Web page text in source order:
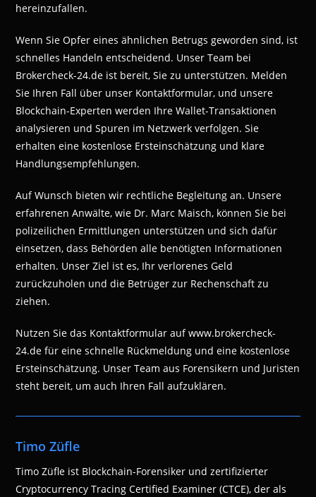
hereinzufallen.
Wenn Sie Opfer eines ähnlichen Betrugs geworden sind, ist
schnelles Handeln entscheidend. Unser Team bei
Brokercheck-24.de ist bereit, Sie zu unterstützen. Melden
Sie Ihren Fall über unser Kontaktformular, und unsere
Blockchain-Experten werden Ihre Wallet-Transaktionen
analysieren und Spuren im Netzwerk verfolgen. Sie
erhalten eine kostenlose Ersteinschätzung und klare
Handlungsempfehlungen.
Auf Wunsch bieten wir rechtliche Begleitung an. Unsere
erfahrenen Anwälte, wie Dr. Marc Maisch, können Sie bei
polizeilichen Ermittlungen unterstützen und sich dafür
einsetzen, dass Behörden alle benötigten Informationen
erhalten. Unser Ziel ist es, Ihr verlorenes Geld
zurückzuholen und die Betrüger zur Rechenschaft zu
ziehen.
Nutzen Sie das Kontaktformular auf www.brokercheck-
24.de für eine schnelle Rückmeldung und eine kostenlose
Ersteinschätzung. Unser Team aus Forensikern und Juristen
steht bereit, um auch Ihren Fall aufzuklären.
Timo Züfle
Timo Züfle ist Blockchain-Forensiker und zertifizierter
Cryptocurrency Tracing Certified Examiner (CTCE), der als